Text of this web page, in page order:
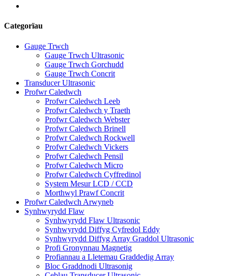
Categorïau
Gauge Trwch
Gauge Trwch Ultrasonic
Gauge Trwch Gorchudd
Gauge Trwch Concrit
Transducer Ultrasonic
Profwr Caledwch
Profwr Caledwch Leeb
Profwr Caledwch y Traeth
Profwr Caledwch Webster
Profwr Caledwch Brinell
Profwr Caledwch Rockwell
Profwr Caledwch Vickers
Profwr Caledwch Pensil
Profwr Caledwch Micro
Profwr Caledwch Cyffredinol
System Mesur LCD / CCD
Morthwyl Prawf Concrit
Profwr Caledwch Arwyneb
Synhwyrydd Flaw
Synhwyrydd Flaw Ultrasonic
Synhwyrydd Diffyg Cyfredol Eddy
Synhwyrydd Diffyg Array Graddol Ultrasonic
Profi Gronynnau Magnetig
Profiannau a Lletemau Graddedig Array
Bloc Graddnodi Ultrasonig